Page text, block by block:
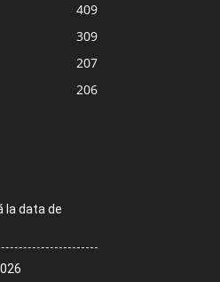
409
309
207
206
la data de